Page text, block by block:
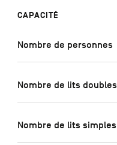
CAPACITÉ
Nombre de personnes
Nombre de lits doubles
Nombre de lits simples